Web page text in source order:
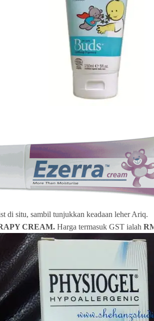
di situ, sambil tunjukkan keadaan leher Ariq.
CREAM. Harga termasuk GST ialah